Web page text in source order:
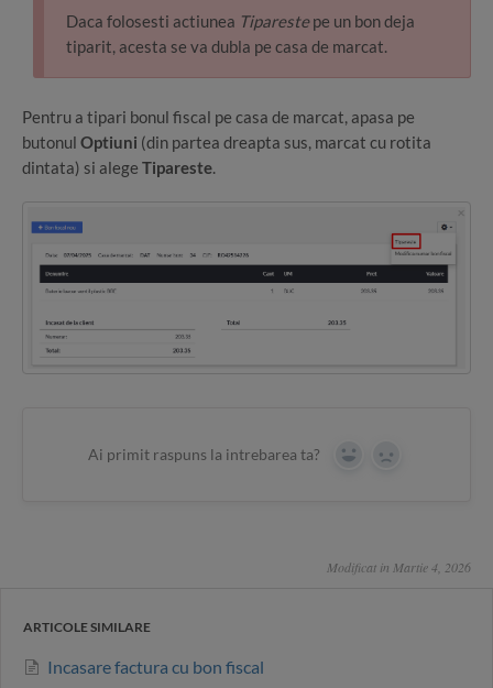
Daca folosesti actiunea Tiparestepe un bon deja
tiparit, acesta se va dubla pe casa de marcat.
Pentru a tipari bonul fiscal pe casa de marcat, apasa pe
butonul Optiuni (din partea dreapta sus, marcat cu rotita
dintata) si alege Tipareste.
Ai primit raspuns la intrebarea ta? Yes No
Modificat in Martie 4, 2026
ARTICOLE SIMILARE
Incasare factura cu bon fiscal